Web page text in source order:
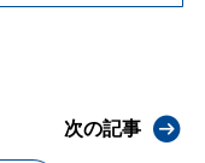
次の記事